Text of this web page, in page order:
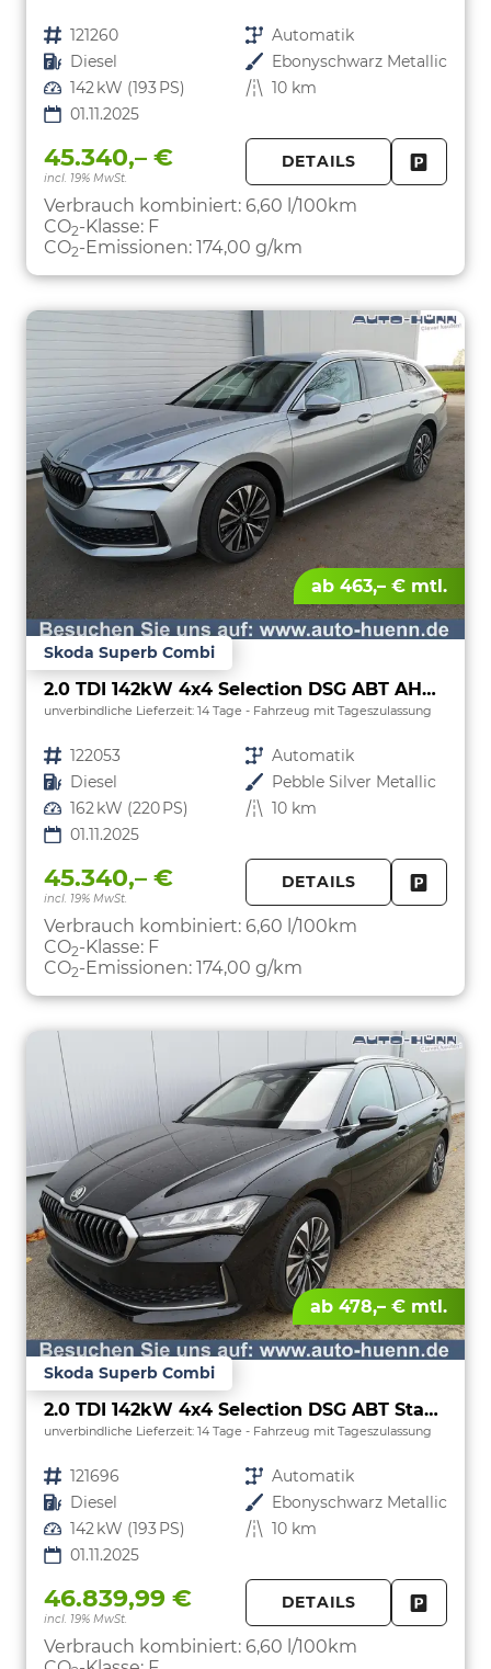
Fahrzeugnr. 121260 Getriebe Automatik
Kraftstoff Diesel Außenfarbe Ebonyschwarz Metallic
Leistung 142 kW (193 PS) Kilometerstand 10 km
01.11.2025
45.340,– €
incl. 19% MwSt.
DETAILS
Verbrauch kombiniert: 6,60 l/100km
CO2-Klasse: F
CO2-Emissionen: 174,00 g/km
ab 463,– € mtl.
Skoda Superb Combi
2.0 TDI 142kW 4x4 Selection DSG ABT AHK 360 Head Up Pano
unverbindliche Lieferzeit: 14 Tage Fahrzeug mit Tageszulassung
Fahrzeugnr. 122053 Getriebe Automatik
Kraftstoff Diesel Außenfarbe Pebble Silver Metallic
Leistung 162 kW (220 PS) Kilometerstand 10 km
01.11.2025
45.340,– €
incl. 19% MwSt.
DETAILS
Verbrauch kombiniert: 6,60 l/100km
CO2-Klasse: F
CO2-Emissionen: 174,00 g/km
ab 478,– € mtl.
Skoda Superb Combi
2.0 TDI 142kW 4x4 Selection DSG ABT Standh. Sound AHK 360 Head Up Pano
unverbindliche Lieferzeit: 14 Tage Fahrzeug mit Tageszulassung
Fahrzeugnr. 121696 Getriebe Automatik
Kraftstoff Diesel Außenfarbe Ebonyschwarz Metallic
Leistung 142 kW (193 PS) Kilometerstand 10 km
01.11.2025
46.839,99 €
incl. 19% MwSt.
DETAILS
Verbrauch kombiniert: 6,60 l/100km